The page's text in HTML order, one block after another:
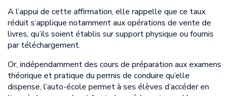
A l’appui de cette affirmation, elle rappelle que ce taux
réduit s’applique notamment aux opérations de vente de
livres, qu’ils soient établis sur support physique ou fournis
par téléchargement.
Or, indépendamment des cours de préparation aux examens
théorique et pratique du permis de conduire qu’elle
dispense, l’auto-école permet à ses élèves d’accéder en